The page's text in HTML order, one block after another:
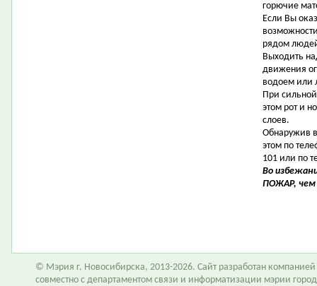
горючие
Если Вы
рядом
Выходить
движения
водоем или
При
этом рот и
слоев.
Обнаружив
этом по
101 или по
Во
ПОЖАР, чем
© Мэрия г. Новосибирска, 2013-2026. Сайт разработан компанией
совместно с департаментом связи и информатизации мэрии